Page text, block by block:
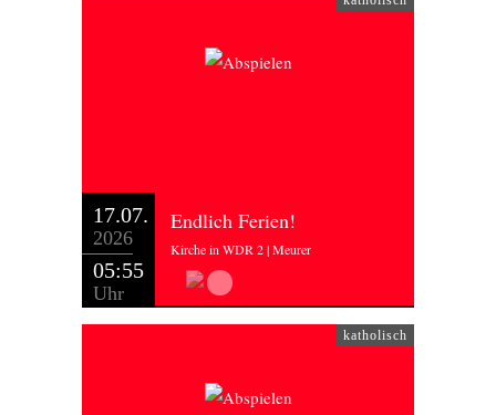
17.07.
2026
05:55
Uhr
Endlich Ferien!
Kirche in WDR 2 | Meurer
katholisch